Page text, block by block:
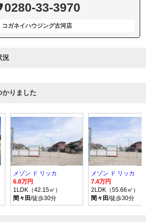
0280-33-3970
コガネイハウジング古河店
況
かりました
メゾン ド リッカ
6.8万円
1LDK（42.15㎡）
間々田/徒歩30分
メゾン ド リッカ
7.4万円
2LDK（55.66㎡）
間々田/徒歩30分